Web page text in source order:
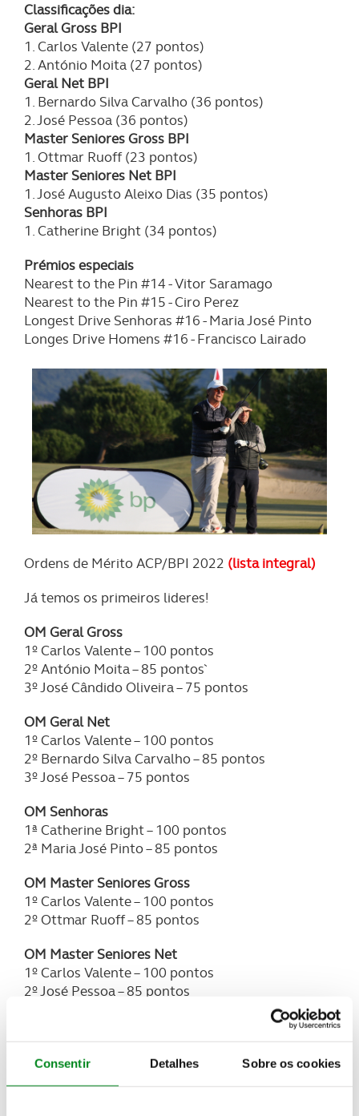
Consentir Detalhes Sobre os cookies
Classificações dia:
Geral Gross BPI
1. Carlos Valente (27 pontos)
2. António Moita (27 pontos)
Geral Net BPI
1. Bernardo Silva Carvalho (36 pontos)
2. José Pessoa (36 pontos)
Master Seniores Gross BPI
1. Ottmar Ruoff (23 pontos)
Master Seniores Net BPI
1. José Augusto Aleixo Dias (35 pontos)
Senhoras BPI
1. Catherine Bright (34 pontos)
Prémios especiais
Nearest to the Pin #14 - Vitor Saramago
Nearest to the Pin #15 - Ciro Perez
Longest Drive Senhoras #16 - Maria José Pinto
Longes Drive Homens #16 - Francisco Lairado
Ordens de Mérito ACP/BPI 2022 (lista integral)
Já temos os primeiros lideres!
OM Geral Gross
1º Carlos Valente – 100 pontos
2º António Moita – 85 pontos`
3º José Cândido Oliveira – 75 pontos
OM Geral Net
1º Carlos Valente – 100 pontos
2º Bernardo Silva Carvalho – 85 pontos
3º José Pessoa – 75 pontos
OM Senhoras
1ª Catherine Bright – 100 pontos
2ª Maria José Pinto – 85 pontos
OM Master Seniores Gross
1º Carlos Valente – 100 pontos
2º Ottmar Ruoff – 85 pontos
OM Master Seniores Net
1º Carlos Valente – 100 pontos
2º José Pessoa – 85 pontos